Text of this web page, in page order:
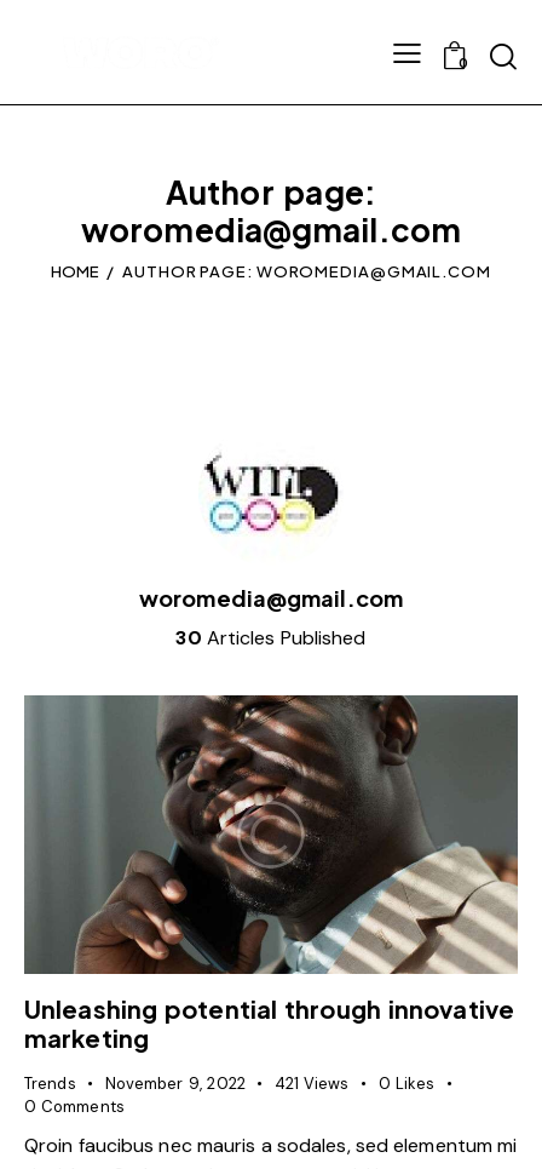
0
Author page:
woromedia@gmail.com
HOME AUTHOR PAGE: WOROMEDIA@GMAIL.COM
woromedia@gmail.com
30 Articles Published
Unleashing potential through innovative
marketing
Trends November 9, 2022 421 Views 0 Likes
0 Comments
Qroin faucibus nec mauris a sodales, sed elementum mi